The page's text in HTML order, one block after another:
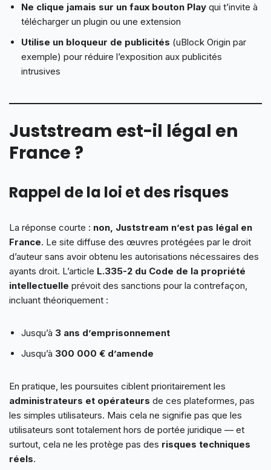
Ne clique jamais sur un faux bouton Play qui t’invite à
télécharger un plugin ou une extension
Utilise un bloqueur de publicités (uBlock Origin par
exemple) pour réduire l’exposition aux publicités
intrusives
Juststream est-il légal en
France ?
Rappel de la loi et des risques
La réponse courte : non, Juststream n’est pas légal en
France. Le site diffuse des œuvres protégées par le droit
d’auteur sans avoir obtenu les autorisations nécessaires des
ayants droit. L’article L.335-2 du Code de la propriété
intellectuelle prévoit des sanctions pour la contrefaçon,
incluant théoriquement :
Jusqu’à 3 ans d’emprisonnement
Jusqu’à 300 000 € d’amende
En pratique, les poursuites ciblent prioritairement les
administrateurs et opérateurs de ces plateformes, pas
les simples utilisateurs. Mais cela ne signifie pas que les
utilisateurs sont totalement hors de portée juridique — et
surtout, cela ne les protège pas des risques techniques
réels.